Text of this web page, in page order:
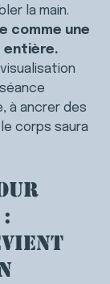
la main.
comme une
entière.
à ancrer des
corps saura